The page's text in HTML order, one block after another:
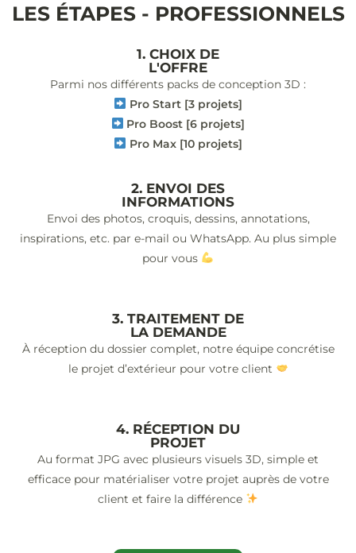
LES ÉTAPES - PROFESSIONNELS
1. CHOIX DE
L'OFFRE
Parmi nos différents packs de conception 3D :
Pro Start [3 projets]
Pro Boost [6 projets]
Pro Max [10 projets]
2. ENVOI DES
INFORMATIONS
Envoi des photos, croquis, dessins, annotations,
inspirations, etc. par e-mail ou WhatsApp. Au plus simple
pour vous
3. TRAITEMENT DE
LA DEMANDE
À réception du dossier complet, notre équipe concrétise
le projet d’extérieur pour votre client
4. RÉCEPTION DU
PROJET
Au format JPG avec plusieurs visuels 3D, simple et
efficace pour matérialiser votre projet auprès de votre
client et faire la différence